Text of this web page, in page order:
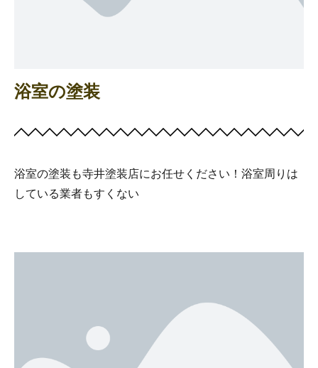
浴室の塗装
浴室の塗装も寺井塗装店にお任せください！浴室周りは
している業者もすくない